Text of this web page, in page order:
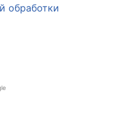
обработки